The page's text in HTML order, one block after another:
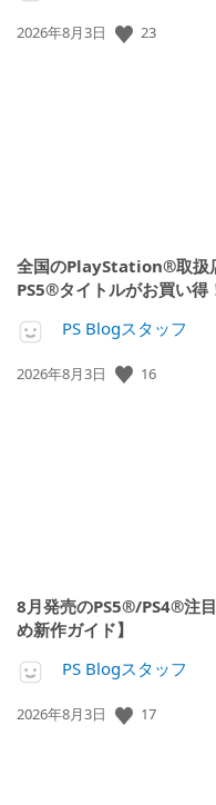
公
2026年8月3日 23
全国のPlayStation®取扱
PS5®タイトルがお買い得
PS Blogスタッフ
公
2026年8月3日 16
8月発売のPS5®/PS4®注
め新作ガイド】
PS Blogスタッフ
公
2026年8月3日 17